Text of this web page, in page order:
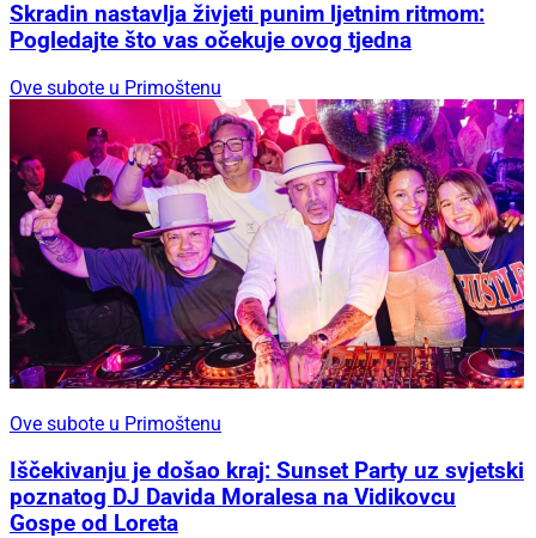
Skradin nastavlja živjeti punim ljetnim ritmom:
Pogledajte što vas očekuje ovog tjedna
Ove subote u Primoštenu
Ove subote u Primoštenu
Iščekivanju je došao kraj: Sunset Party uz svjetski
poznatog DJ Davida Moralesa na Vidikovcu
Gospe od Loreta